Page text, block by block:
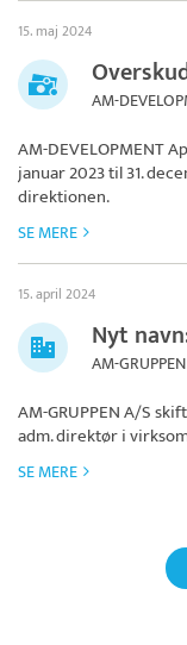
15. maj 2024
AM-
AM-DEVELOPMENT
januar 2023 til 31.
direktionen.
SE MERE
15. april 2024
Nyt
AM-
AM-GRUPPEN A/S
adm. direktør i
SE MERE